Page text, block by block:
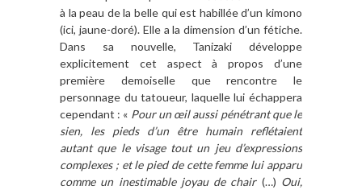
à la peau de la belle qui est habillée d’un kimono
(ici, jaune-doré). Elle a la dimension d’un fétiche.
Dans sa nouvelle, Tanizaki développe
explicitement cet aspect à propos d’une
première demoiselle que rencontre le
personnage du tatoueur, laquelle lui échappera
cependant : « Pour un œil aussi pénétrant que le
sien, les pieds d’un être humain reflétaient
autant que le visage tout un jeu d’expressions
complexes ; et le pied de cette femme lui apparu
comme un inestimable joyau de chair(…) Oui,